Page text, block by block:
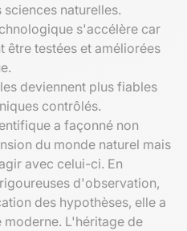
naturelles.
s'accélère car
être testées et améliorées
deviennent plus fiables
contrôlés.
a façonné non
du monde naturel mais
avec celui-ci. En
d'observation,
des hypothèses, elle a
moderne. L'héritage de